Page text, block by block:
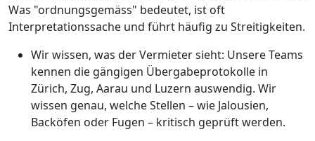
Was "ordnungsgemäss" bedeutet, ist oft
Interpretationssache und führt häufig zu Streitigkeiten.
Wir wissen, was der Vermieter sieht: Unsere Teams
kennen die gängigen Übergabeprotokolle in
Zürich, Zug, Aarau und Luzern auswendig. Wir
wissen genau, welche Stellen – wie Jalousien,
Backöfen oder Fugen – kritisch geprüft werden.